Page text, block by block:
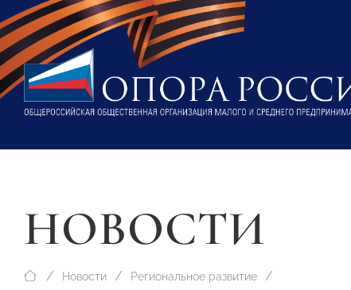
НОВОСТИ
Новости Региональное развитие